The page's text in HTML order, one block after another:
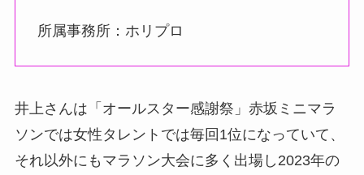
所属事務所：ホリプロ
井上さんは「オールスター感謝祭」赤坂ミニマラ
ソンでは女性タレントでは毎回1位になっていて、
それ以外にもマラソン大会に多く出場し2023年の